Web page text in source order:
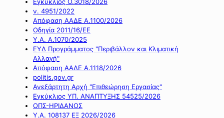
ν. 4951/2022
Απόφαση ΑΑΔΕ Α.1100/2026
Οδηγία 2011/16/ΕΕ
Υ.Α. Α.1070/2025
ΕΥΔ Προγράμματος "Περιβάλλον και Κλιματική
Αλλαγή"
Απόφαση ΑΑΔΕ Α.1118/2026
politis.gov.gr
Ανεξάρτητη Αρχή "Επιθεώρηση Εργασίας"
Εγκύκλιος ΥΠ. ΑΝΑΠΤΥΞΗΣ 54525/2026
ΟΠΣ-ΗΡΙΔΑΝΟΣ
Υ.Α. 108137 ΕΞ 2026/2026